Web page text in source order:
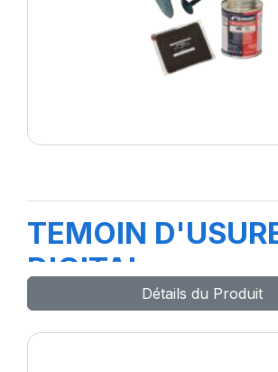
TEMOIN
DIGITAL
Détails du Produit